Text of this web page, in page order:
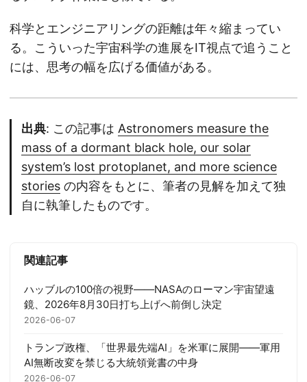
科学とエンジニアリングの距離は年々縮まってい
る。こういった宇宙科学の進展をIT視点で追うこと
には、思考の幅を広げる価値がある。
出典: この記事は Astronomers measure the
mass of a dormant black hole, our solar
system’s lost protoplanet, and more science
stories の内容をもとに、筆者の見解を加えて独
自に執筆したものです。
関連記事
ハッブルの100倍の視野——NASAのローマン宇宙望遠
鏡、2026年8月30日打ち上げへ前倒し決定
2026-06-07
トランプ政権、「世界最先端AI」を米軍に展開——軍用
AI無断改変を禁じる大統領覚書の中身
2026-06-07